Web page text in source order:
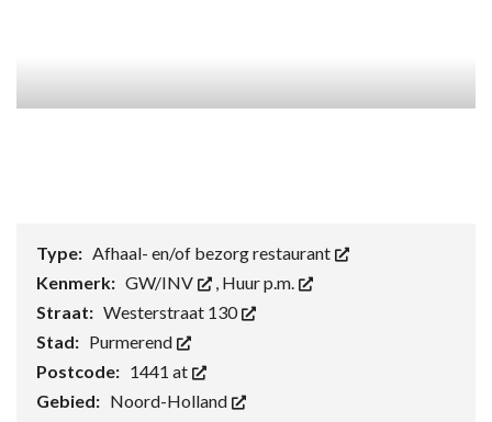
Type: Afhaal- en/of bezorg restaurant
Kenmerk: GW/INV , Huur p.m.
Straat: Westerstraat 130
Stad: Purmerend
Postcode: 1441 at
Gebied: Noord-Holland